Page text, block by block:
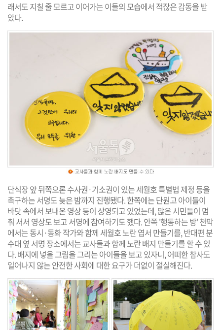
래서도 지칠 줄 모르고 이어가는 이들의 모습에서 적잖은 감동을 받
았다.
단식장 앞 뒤쪽으론 수사권·기소권이 있는 세월호 특별법 제정 등을
촉구하는 서명도 늦은 밤까지 진행됐다. 한쪽에는 단원고 아이들이
바닷 속에서 보내온 영상 등이 상영되고 있었는데, 많은 시민들이 멈
춰 서서 영상도 보고 서명에 참여하기도 했다. 안쪽 '행동하는 방' 천막
에서는 동시·동화 작가와 함께 세월호 노란 엽서 만들기를, 반대편 분
수대 옆 서명 장소에서는 교사들과 함께 노란 배지 만들기를 할 수 있
다. 배지에 넣을 그림을 그리는 아이들을 보고 있자니, 어떠한 참사도
일어나지 않는 안전한 사회에 대한 요구가 더없이 절실해진다.